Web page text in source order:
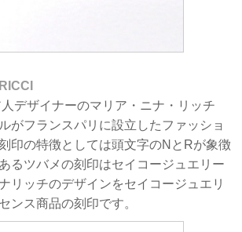
デザイナーのマリア・ニナ・リッチ
がフランスパリに設立したファッショ
印の特徴としては頭文字のNとRが象徴
るツバメの刻印はセイコージュエリー
リッチのデザインをセイコージュエリ
ンス商品の刻印です。